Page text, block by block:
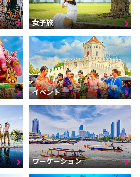
女子旅
イベント
ワーケーション